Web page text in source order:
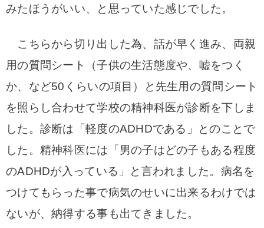
みたほうがいい、と思っていた感じでした。
こちらから切り出した為、話が早く進み、両親
用の質問シート（子供の生活態度や、嘘をつく
か、など50くらいの項目）と先生用の質問シート
を照らし合わせて学校の精神科医が診断を下しま
した。 診断は「軽度のADHDである」とのことで
した。 精神科医には「男の子はどの子もある程度
のADHDが入っている」と言われました。 病名を
つけてもらった事で病気のせいに出来るわけでは
ないが、納得する事も出てきました。